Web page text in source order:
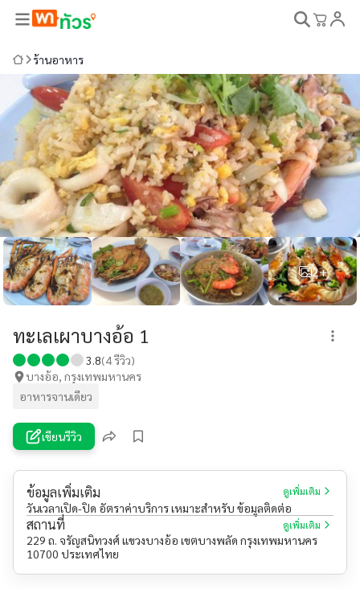
ร้านอาหาร
2+
ทะเลเผาบางอ้อ 1
3.8(4รีวิว)
บางอ้อ, กรุงเทพมหานคร
อาหารจานเดียว
เขียนรีวิว
ข้อมูลเพิ่มเติม ดูเพิ่มเติม
วันเวลาเปิด-ปิด อัตราค่าบริการ เหมาะสำหรับ ข้อมูลติดต่อ
สถานที่ ดูเพิ่มเติม
229 ถ. จรัญสนิทวงศ์ แขวงบางอ้อ เขตบางพลัด กรุงเทพมหานคร
10700 ประเทศไทย